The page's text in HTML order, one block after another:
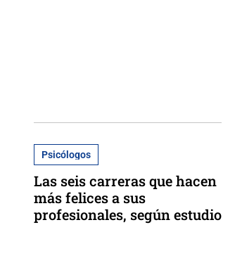
Psicólogos
Las seis carreras que hacen
más felices a sus
profesionales, según estudio